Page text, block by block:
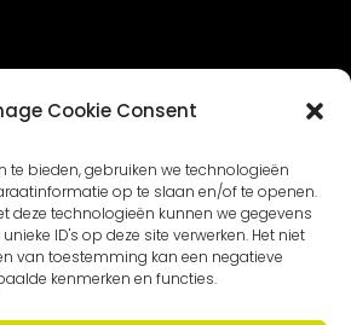
Cookie Consent
te bieden, gebruiken we technologieën
op te slaan en/of te openen.
deze technologieën kunnen we gegevens
ID's op deze site verwerken. Het niet
van toestemming kan een negatieve
kenmerken en functies.